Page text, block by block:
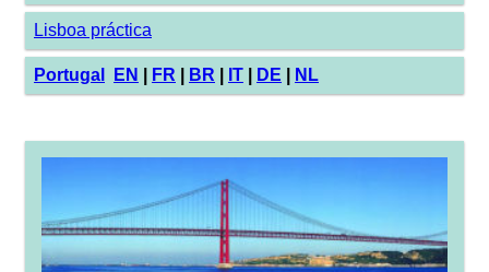
Lisboa práctica
Portugal EN FR BR IT DE NL